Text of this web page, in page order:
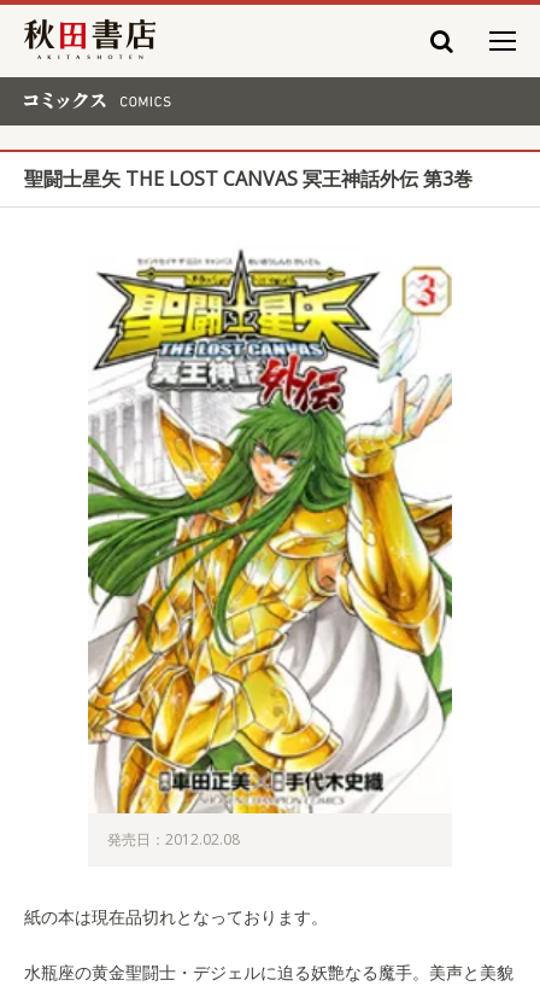
秋田書店
聖闘士星矢 THE LOST CANVAS 冥王神話外伝 第3巻
発売日：2012.02.08
紙の本は現在品切れとなっております。
水瓶座の黄金聖闘士・デジェルに迫る妖艶なる魔手。美声と美貌